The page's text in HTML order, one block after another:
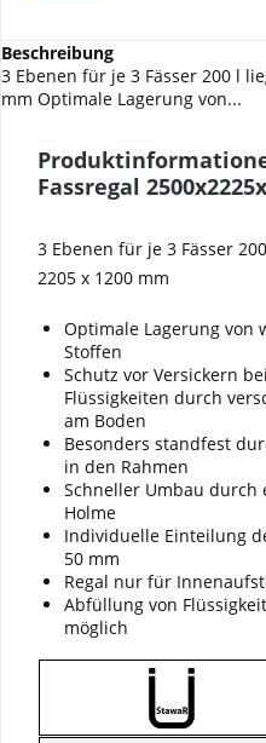
Beschreibung
3 Ebenen für je 3 Fässer 200 l
mm Optimale Lagerung von...
Fassregal
3 Ebenen für je 3 Fässer
2205 x 1200 mm
Optimale Lagerung von
Stoffen
Schutz vor Versickern
Flüssigkeiten durch
am Boden
Besonders standfest
in den Rahmen
Schneller Umbau durch
Holme
Individuelle Einteilung
50 mm
Regal nur für
Abfüllung von
möglich